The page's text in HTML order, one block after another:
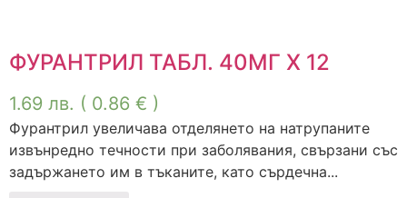
ФУРАНТРИЛ ТАБЛ. 40МГ Х 12
1.69 лв. ( 0.86 € )
Фурантрил увеличава отделянето на натрупаните
извънредно течности при заболявания, свързани със
задържането им в тъканите, като сърдечна...